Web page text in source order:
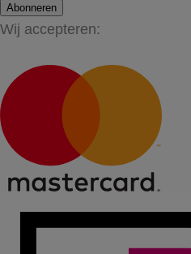
Abonneren
Wij accepteren: